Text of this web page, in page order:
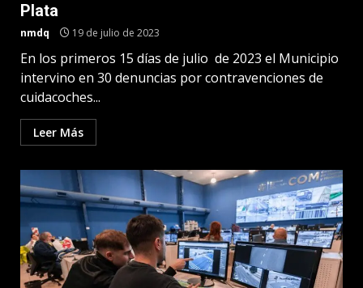
Plata
nmdq 19 de julio de 2023
En los primeros 15 días de julio de 2023 el Municipio
intervino en 30 denuncias por contravenciones de
cuidacoches...
Leer Más